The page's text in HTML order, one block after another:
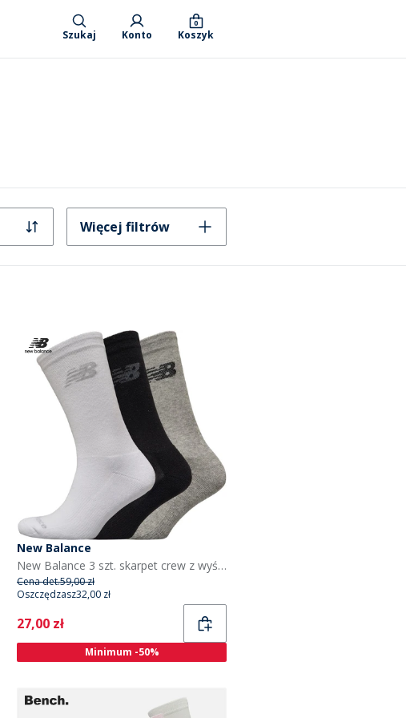
Szukaj Konto Koszyk
0
Więcej filtrów
New Balance
New Balance 3 szt. skarpet crew z wyściółką kolor czarny/szary/biały
Cena det.59,00 zł
Oszczędzasz32,00 zł
Current
27,00 zł
Minimum -50%